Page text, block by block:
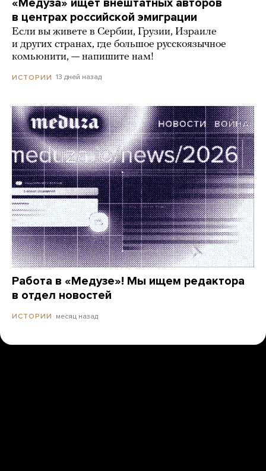
«Медуза» ищет внештатных авторов
в центрах российской эмиграции
Если вы живете в Сербии, Грузии, Израиле
и других странах, где большое русскоязычное
комьюнити, — напишите нам!
ИСТОРИИ 13 дней назад
Работа в «Медузе»! Мы ищем редактора
в отдел новостей
ИСТОРИИ месяц назад